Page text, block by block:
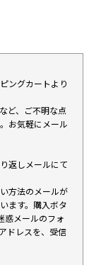
ングカートより
ど、ご不明な点
お気軽にメール
返しメールにて
方法のメールが
ます。購入ボタ
惑メールのフォ
ドレスを、受信